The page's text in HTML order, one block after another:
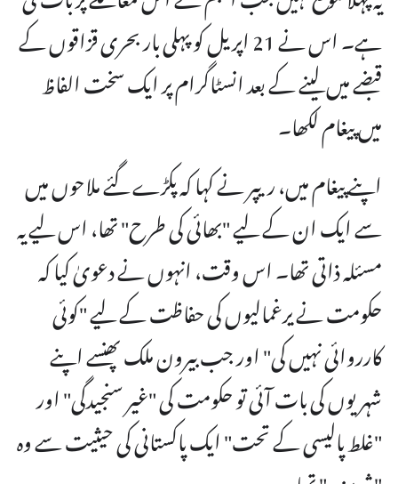
ہے۔ اس نے 21 اپریل کو پہلی بار بحری قزاقوں کے
قبضے میں لینے کے بعد انسٹاگرام پر ایک سخت الفاظ
میں پیغام لکھا۔
اپنے پیغام میں، ریپر نے کہا کہ پکڑے گئے ملاحوں میں
سے ایک ان کے لیے "بھائی کی طرح" تھا، اس لیے یہ
مسئلہ ذاتی تھا۔ اس وقت، انہوں نے دعویٰ کیا کہ
حکومت نے یرغمالیوں کی حفاظت کے لیے "کوئی
کارروائی نہیں کی" اور جب بیرون ملک پھنسے اپنے
شہریوں کی بات آئی تو حکومت کی "غیر سنجیدگی" اور
"غلط پالیسی کے تحت" ایک پاکستانی کی حیثیت سے وہ